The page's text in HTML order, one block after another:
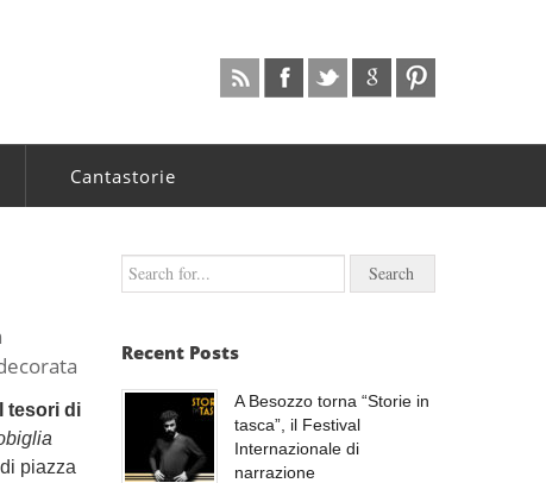
Cantastorie
I tesori di
piazza
Recent Posts
A Besozzo torna “Storie in
tasca”, il Festival
Internazionale di
narrazione